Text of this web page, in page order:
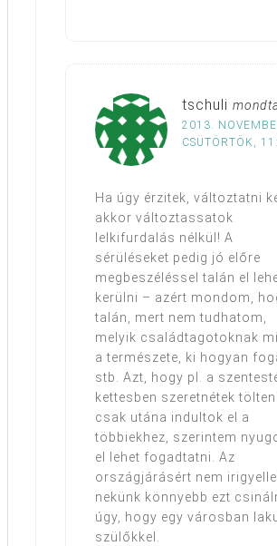
tschuli
2013.
CSÜTÖRTÖK,
Ha úgy érzitek, változtatni
akkor változtassatok
lelkifurdalás nélkül! A
sérüléseket pedig jó előre
megbeszéléssel talán el
kerülni – azért mondom,
talán, mert nem tudhatom,
melyik családtagotoknak
a természete, ki hogyan
stb. Azt, hogy pl. a
kettesben szeretnétek
csak utána indultok el a
többiekhez, szerintem
el lehet fogadtatni. Az
országjárásért nem
nekünk könnyebb ezt
úgy, hogy egy városban
szülőkkel.